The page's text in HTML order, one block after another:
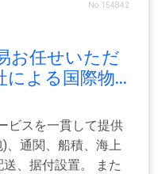
No.154842
お任せいただ
による国際物...
ビスを一貫して提供
、通関、船積、海上
、据付設置。 また